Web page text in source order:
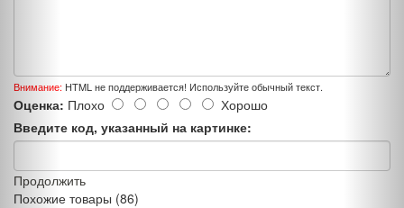
Внимание: HTML не поддерживается! Используйте обычный текст.
Оценка: Плохо
Хорошо
Введите код, указанный на картинке:
Продолжить
Похожие товары (86)